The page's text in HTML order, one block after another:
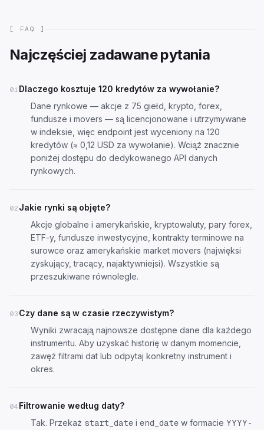
[ FAQ ]
Najczęściej zadawane pytania
01 Dlaczego kosztuje 120 kredytów za wywołanie?
Dane rynkowe — akcje z 75 giełd, krypto, forex,
fundusze i movers — są licencjonowane i utrzymywane
w indeksie, więc endpoint jest wyceniony na 120
kredytów (≈ 0,12 USD za wywołanie). Wciąż znacznie
poniżej dostępu do dedykowanego API danych
rynkowych.
02 Jakie rynki są objęte?
Akcje globalne i amerykańskie, kryptowaluty, pary forex,
ETF-y, fundusze inwestycyjne, kontrakty terminowe na
surowce oraz amerykańskie market movers (najwięksi
zyskujący, tracący, najaktywniejsi). Wszystkie są
przeszukiwane równolegle.
03 Czy dane są w czasie rzeczywistym?
Wyniki zwracają najnowsze dostępne dane dla każdego
instrumentu. Aby uzyskać historię w danym momencie,
zawęź filtrami dat lub odpytaj konkretny instrument i
okres.
04 Filtrowanie według daty?
Tak. Przekaż start_date i end_date w formacie YYYY-